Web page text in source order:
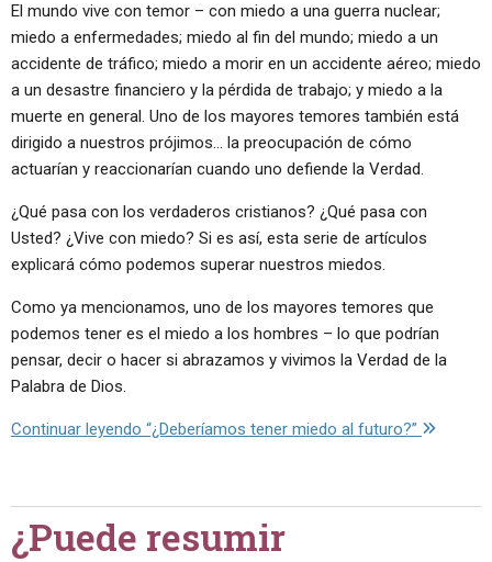
El mundo vive con temor – con miedo a una guerra nuclear;
miedo a enfermedades; miedo al fin del mundo; miedo a un
accidente de tráfico; miedo a morir en un accidente aéreo; miedo
a un desastre financiero y la pérdida de trabajo; y miedo a la
muerte en general. Uno de los mayores temores también está
dirigido a nuestros prójimos… la preocupación de cómo
actuarían y reaccionarían cuando uno defiende la Verdad.
¿Qué pasa con los verdaderos cristianos? ¿Qué pasa con
Usted? ¿Vive con miedo? Si es así, esta serie de artículos
explicará cómo podemos superar nuestros miedos.
Como ya mencionamos, uno de los mayores temores que
podemos tener es el miedo a los hombres – lo que podrían
pensar, decir o hacer si abrazamos y vivimos la Verdad de la
Palabra de Dios.
Continuar leyendo “¿Deberíamos tener miedo al futuro?”
¿Puede resumir